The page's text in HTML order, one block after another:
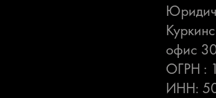
офис
ОГРН :
ИНН: